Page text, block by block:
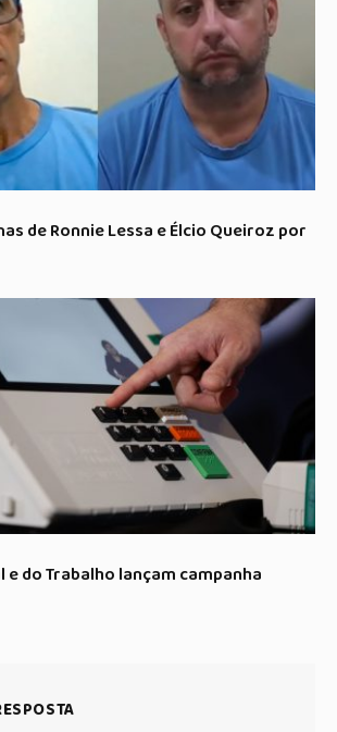
de Ronnie Lessa e Élcio Queiroz por
do Trabalho lançam campanha